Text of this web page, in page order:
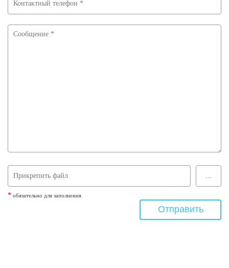
* обязательно для заполнения